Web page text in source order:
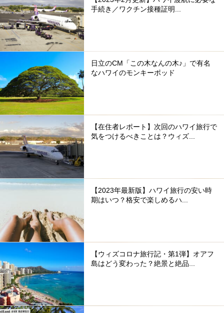
手続き／ワクチン接種証明...
日立のCM「この木なんの木♪」で有名
なハワイのモンキーポッド
【在住者レポート】次回のハワイ旅行で
気をつけるべきことは？ウィズ...
【2023年最新版】ハワイ旅行の安い時
期はいつ？格安で楽しめるハ...
【ウィズコロナ旅行記・第1弾】オアフ
島はどう変わった？絶景と絶品...